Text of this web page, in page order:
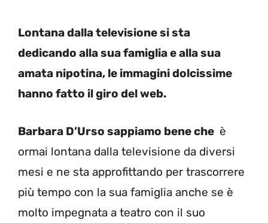
Lontana dalla televisione si sta
dedicando alla sua famiglia e alla sua
amata nipotina, le immagini dolcissime
hanno fatto il giro del web.
Barbara D’Urso sappiamo bene che è
ormai lontana dalla televisione da diversi
mesi e ne sta approfittando per trascorrere
più tempo con la sua famiglia anche se è
molto impegnata a teatro con il suo